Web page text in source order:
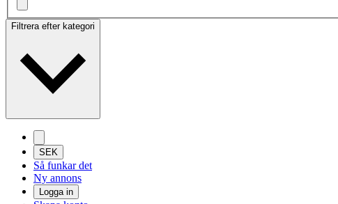
Filtrera efter kategori
SEK
Så funkar det
Ny annons
Logga in